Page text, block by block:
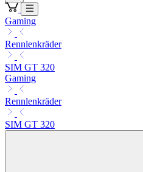
Gaming
Rennlenkräder
SIM GT 320
Gaming
Rennlenkräder
SIM GT 320